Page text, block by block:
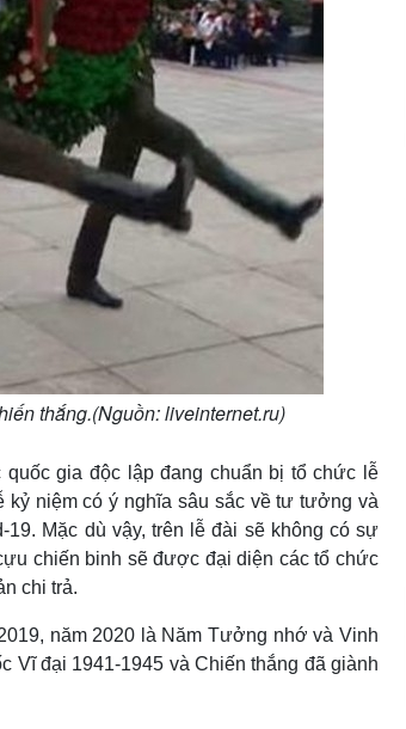
thắng.(Nguồn: liveinternet.ru)
gia độc lập đang chuẩn bị tổ chức lễ
kỷ niệm có ý nghĩa sâu sắc về tư tưởng và
Mặc dù vậy, trên lễ đài sẽ không có sự
chiến binh sẽ được đại diện các tổ chức
chi trả.
năm 2020 là Năm Tưởng nhớ và Vinh
Vĩ đại 1941-1945 và Chiến thắng đã giành